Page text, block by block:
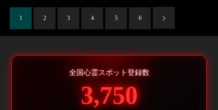
1 2 3 4 5 6
全国心霊スポット登録数
3,750